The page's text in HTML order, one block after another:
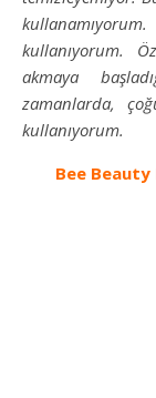
kullanıyorum.
akmaya
zamanlarda,
kullanıyorum.
Bee